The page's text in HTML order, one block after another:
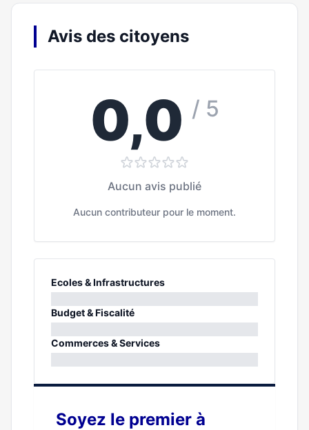
Avis des citoyens
0,0 / 5
Aucun avis publié
Aucun contributeur pour le moment.
Ecoles & Infrastructures
0%
Budget & Fiscalité
0%
Commerces & Services
Soyez le premier à